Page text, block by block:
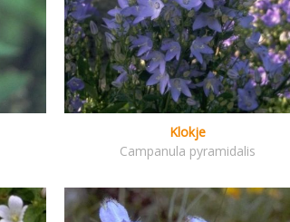
Klokje
Campanula pyramidalis